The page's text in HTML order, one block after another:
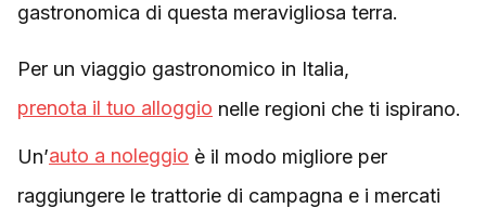
gastronomica di questa meravigliosa terra.
Per un viaggio gastronomico in Italia,
prenota il tuo alloggio nelle regioni che ti ispirano.
Un’auto a noleggio è il modo migliore per
raggiungere le trattorie di campagna e i mercati